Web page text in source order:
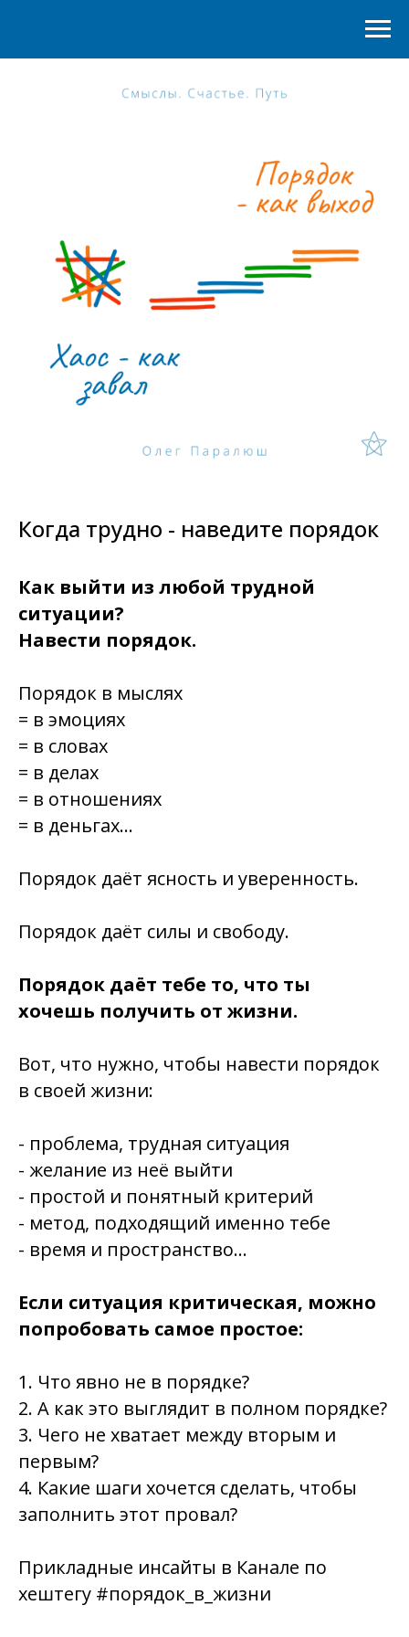
Когда трудно - наведите порядок
Как выйти из любой трудной
ситуации?
Навести порядок.
Порядок в мыслях
= в эмоциях
= в словах
= в делах
= в отношениях
= в деньгах…
Порядок даёт ясность и уверенность.
Порядок даёт силы и свободу.
Порядок даёт тебе то, что ты
хочешь получить от жизни.
Вот, что нужно, чтобы навести порядок
в своей жизни:
- проблема, трудная ситуация
- желание из неё выйти
- простой и понятный критерий
- метод, подходящий именно тебе
- время и пространство…
Если ситуация критическая, можно
попробовать самое простое:
1. Что явно не в порядке?
2. А как это выглядит в полном порядке?
3. Чего не хватает между вторым и
первым?
4. Какие шаги хочется сделать, чтобы
заполнить этот провал?
Прикладные инсайты в Канале по
хештегу #порядок_в_жизни